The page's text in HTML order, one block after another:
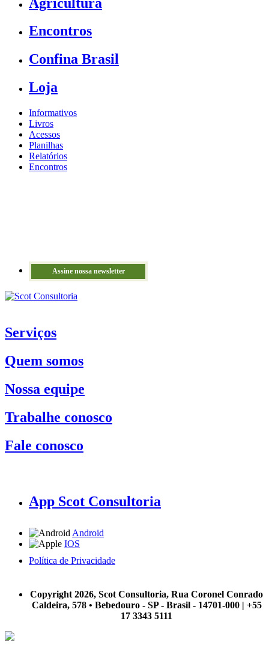
Encontros
Confina Brasil
Loja
Informativos
Livros
Acessos
Planilhas
Relatórios
Encontros
Assine nossa newsletter
Serviços
Quem somos
Nossa equipe
Trabalhe conosco
Fale conosco
App Scot Consultoria
Android
IOS
Política de Privacidade
Copyright 2026, Scot Consultoria, Rua Coronel Conrado
Caldeira, 578 • Bebedouro - SP - Brasil - 14701-000 | +55
17 3343 5111